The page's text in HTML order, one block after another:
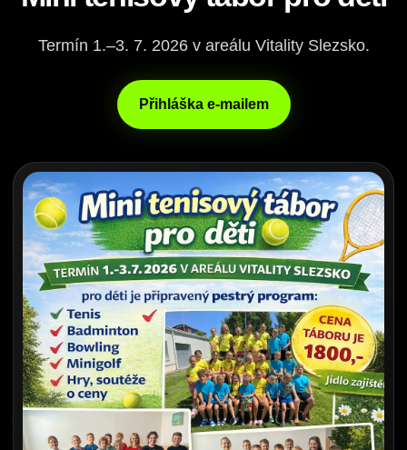
Termín 1.–3. 7. 2026 v areálu Vitality Slezsko.
Přihláška e-mailem